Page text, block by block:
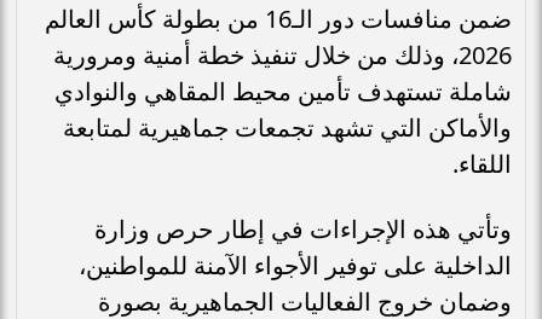
ضمن منافسات دور الـ16 من بطولة كأس العالم
2026، وذلك من خلال تنفيذ خطة أمنية ومرورية
شاملة تستهدف تأمين محيط المقاهي والنوادي
والأماكن التي تشهد تجمعات جماهيرية لمتابعة
اللقاء.
وتأتي هذه الإجراءات في إطار حرص وزارة
الداخلية على توفير الأجواء الآمنة للمواطنين،
وضمان خروج الفعاليات الجماهيرية بصورة